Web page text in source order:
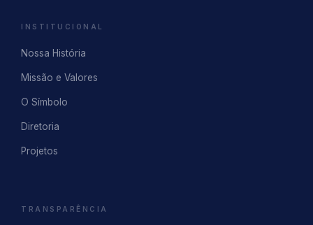
INSTITUCIONAL
Nossa História
Missão e Valores
O Símbolo
Diretoria
Projetos
TRANSPARÊNCIA